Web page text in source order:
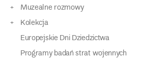
Muzealne rozmowy
Kolekcja
Europejskie Dni Dziedzictwa
Programy badań strat wojennych